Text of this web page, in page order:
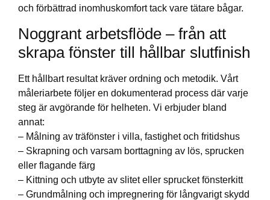
och förbättrad inomhuskomfort tack vare tätare bågar.
Noggrant arbetsflöde – från att
skrapa fönster till hållbar slutfinish
Ett hållbart resultat kräver ordning och metodik. Vårt
måleriarbete följer en dokumenterad process där varje
steg är avgörande för helheten. Vi erbjuder bland
annat:
– Målning av träfönster i villa, fastighet och fritidshus
– Skrapning och varsam borttagning av lös, sprucken
eller flagande färg
– Kittning och utbyte av slitet eller sprucket fönsterkitt
– Grundmålning och impregnering för långvarigt skydd